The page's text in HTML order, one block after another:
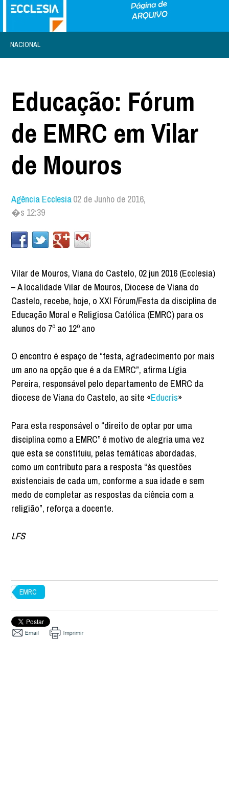
NACIONAL
Educação: Fórum
de EMRC em Vilar
de Mouros
Agência Ecclesia02 de Junho de 2016,
�s 12:39
Vilar de Mouros, Viana do Castelo, 02 jun 2016 (Ecclesia)
– A localidade Vilar de Mouros, Diocese de Viana do
Castelo, recebe, hoje, o XXI Fórum/Festa da disciplina de
Educação Moral e Religiosa Católica (EMRC) para os
alunos do 7º ao 12º ano
O encontro é espaço de “festa, agradecimento por mais
um ano na opção que é a da EMRC”, afirma Lígia
Pereira, responsável pelo departamento de EMRC da
diocese de Viana do Castelo, ao site «Educris»
Para esta responsável o “direito de optar por uma
disciplina como a EMRC” é motivo de alegria uma vez
que esta se constituiu, pelas temáticas abordadas,
como um contributo para a resposta “às questões
existenciais de cada um, conforme a sua idade e sem
medo de completar as respostas da ciência com a
religião”, reforça a docente.
LFS
EMRC